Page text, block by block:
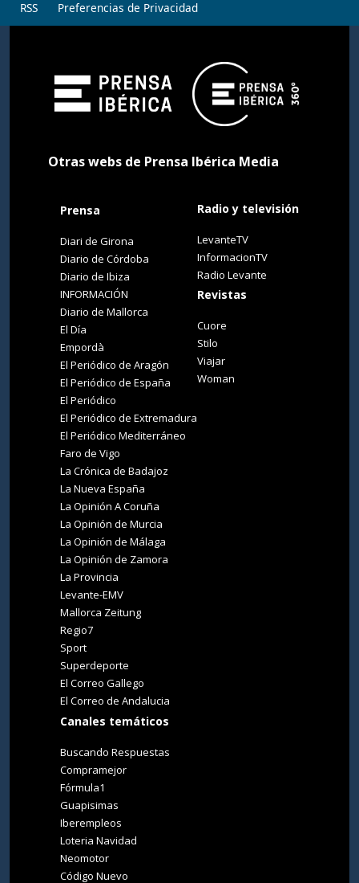
RSS Preferencias de Privacidad
Otras webs de Prensa Ibérica Media
Prensa
Diari de Girona
Diario de Córdoba
Diario de Ibiza
INFORMACIÓN
Diario de Mallorca
El Día
Empordà
El Periódico de Aragón
El Periódico de España
El Periódico
El Periódico de Extremadura
El Periódico Mediterráneo
Faro de Vigo
La Crónica de Badajoz
La Nueva España
La Opinión A Coruña
La Opinión de Murcia
La Opinión de Málaga
La Opinión de Zamora
La Provincia
Levante-EMV
Mallorca Zeitung
Regio7
Sport
Superdeporte
El Correo Gallego
El Correo de Andalucia
Canales temáticos
Buscando Respuestas
Compramejor
Fórmula1
Guapisimas
Iberempleos
Loteria Navidad
Neomotor
Código Nuevo
Radio y televisión
LevanteTV
InformacionTV
Radio Levante
Revistas
Cuore
Stilo
Viajar
Woman